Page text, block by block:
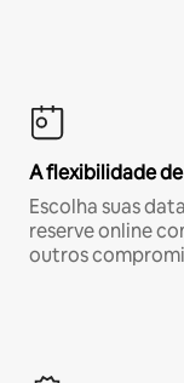
A flexibilidade
Escolha suas
reserve online
outros